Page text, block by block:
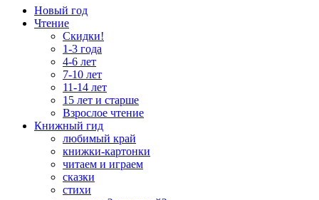
Новый год
Чтение
Скидки!
1-3 года
4-6 лет
7-10 лет
11-14 лет
15 лет и старше
Взрослое чтение
Книжный гид
любимый край
книжки-картонки
читаем и играем
сказки
стихи